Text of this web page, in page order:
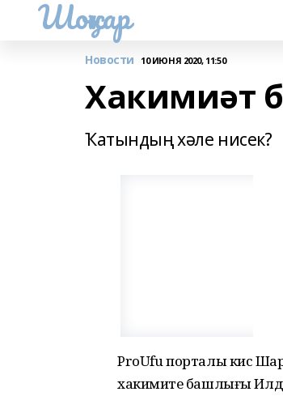
Шоңҡар
Новости 10 ИЮНЯ 2020, 11:50
Хакимиәт
Ҡатындың хәле нисек?
ProUfu порталы кисә
хакимиәте башлығы